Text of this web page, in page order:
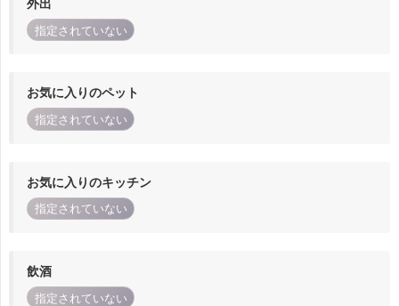
外出
指定されていない
お気に入りのペット
指定されていない
お気に入りのキッチン
指定されていない
飲酒
指定されていない